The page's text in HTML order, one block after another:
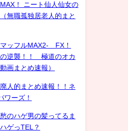
！ ニート仙人仙女の
無職孤独居老人的まと
ッフルMAX2- FX！
逆襲！！ 極道のオカ
画まとめ速報）
人的まとめ速報！！ネ
ワーズ！
のハゲ男の髪ってるま
ゲっTEL？